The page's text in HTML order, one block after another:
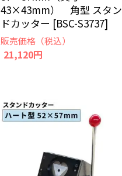
43×43mm） 角型 スタン
ドカッター [BSC-S3737]
販売価格（税込）
21,120円